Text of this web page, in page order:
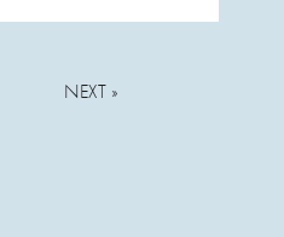
NEXT »